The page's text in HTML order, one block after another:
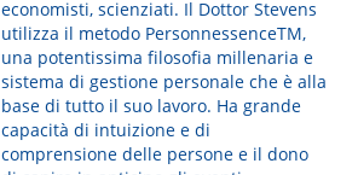
economisti, scienziati. Il Dottor Stevens
utilizza il metodo PersonnessenceTM,
una potentissima filosofia millenaria e
sistema di gestione personale che è alla
base di tutto il suo lavoro. Ha grande
capacità di intuizione e di
comprensione delle persone e il dono